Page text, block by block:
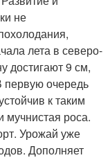
не
лета в северо-
достигают 9 см,
первую очередь
к таким
мучнистая роса.
Урожай уже
Дополняет